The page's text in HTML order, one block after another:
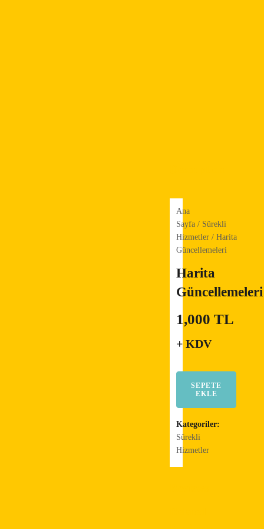
Ana
Sayfa / Sürekli
Hizmetler / Harita
Güncellemeleri
Harita
Güncellemeleri
1,000TL
+ KDV
SEPETE
EKLE
Kategoriler:
Sürekli
Hizmetler